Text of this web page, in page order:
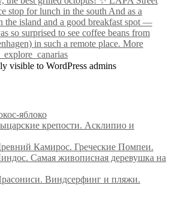
visible to WordPress admins
яблоко
крепости. Асклипио и
Камирос. Греческие Помпеи.
Самая живописная деревушка на
Виндсерфинг и пляжи.